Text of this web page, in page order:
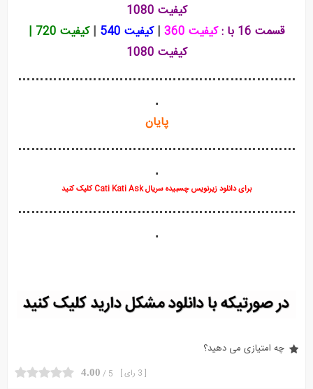
کیفیت 1080
قسمت 16 با :
کیفیت 360 |کیفیت 540 |کیفیت 720
|
کیفیت 1080
………………………………………………………
.
پایان
………………………………………………………
.
برای دانلود زیرنویس چسبیده سریال Cati Kati Ask کلیک کنید
………………………………………………………
.
چه امتیازی می دهید؟
5 /
4.00 [ 3 رای ]